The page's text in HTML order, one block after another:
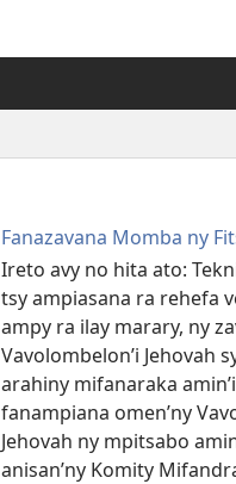
Fanazavana Momba ny
Ireto avy no hita ato:
tsy ampiasana ra rehefa
ampy ra ilay marary, ny
Vavolombelon’i Jehovah
arahiny mifanaraka
fanampiana omen’ny
Jehovah ny mpitsabo
anisan’ny Komity